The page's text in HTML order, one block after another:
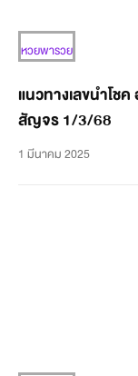
หวยพารวย
แนวทางเลขนำโช
สัญจร 1/3/68
1 มีนาคม 2025